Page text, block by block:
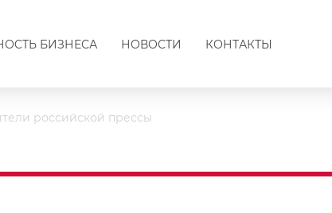
БИЗНЕСА НОВОСТИ КОНТАКТЫ
российской прессы